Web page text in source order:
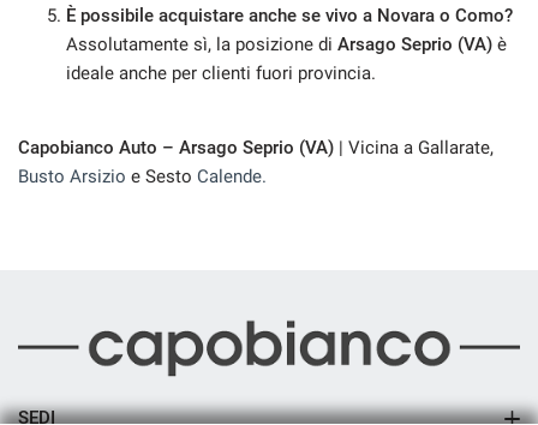
È possibile acquistare anche se vivo a Novara o Como?
Assolutamente sì, la posizione di Arsago Seprio (VA) è
ideale anche per clienti fuori provincia.
Capobianco Auto – Arsago Seprio (VA) | Vicina a Gallarate,
Busto Arsizio e Sesto Calende.
SEDI